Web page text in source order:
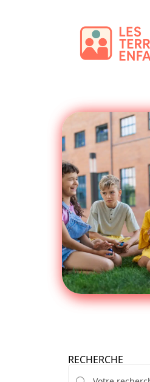
RECHERCHE